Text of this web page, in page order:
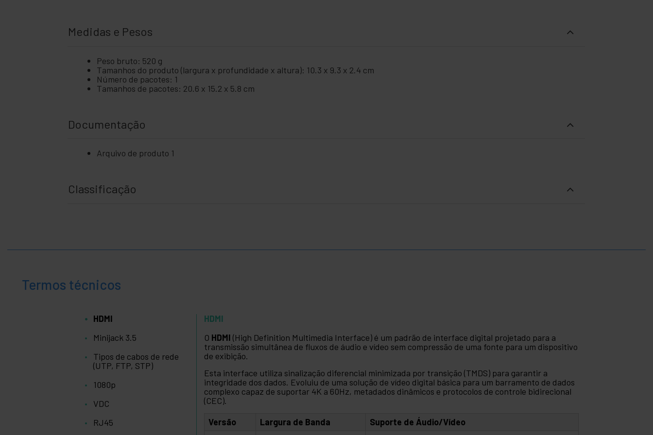
Medidas e Pesos
Peso bruto: 520 g
Tamanhos do produto (largura x profundidade x altura): 10.3 x 9.3 x 2.4 cm
Número de pacotes: 1
Tamanhos de pacotes: 20.6 x 15.2 x 5.8 cm
Documentação
Arquivo de produto 1
Classificação
Termos técnicos
HDMI
Minijack 3.5
Tipos de cabos de rede
(UTP, FTP, STP)
1080p
VDC
RJ45
HDMI
O HDMI (High Definition Multimedia Interface) é um padrão de interface digital projetado para a
transmissão simultânea de fluxos de áudio e vídeo sem compressão de uma fonte para um dispositivo
de exibição.
Esta interface utiliza sinalização diferencial minimizada por transição (TMDS) para garantir a
integridade dos dados. Evoluiu de uma solução de vídeo digital básica para um barramento de dados
complexo capaz de suportar 4K a 60Hz, metadados dinâmicos e protocolos de controle bidirecional
(CEC).
Versão
Largura de Banda
Suporte de Áudio/Vídeo